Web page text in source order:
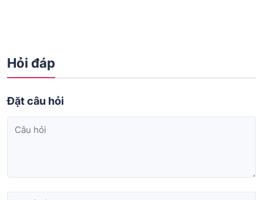
Hỏi đáp
Đặt câu hỏi